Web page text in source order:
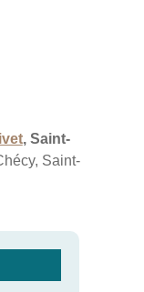
, Saint-
Saint-